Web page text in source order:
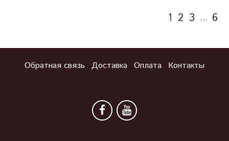
1 2 3 … 6
Обратная связь Доставка Оплата Контакты